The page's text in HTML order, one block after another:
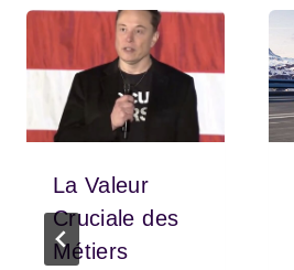
La Valeur
Cruciale des
Métiers